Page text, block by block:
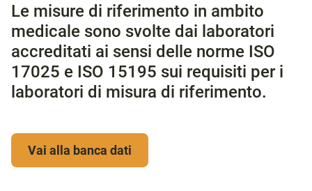
Le misure di riferimento in ambito
medicale sono svolte dai laboratori
accreditati ai sensi delle norme ISO
17025 e ISO 15195 sui requisiti per i
laboratori di misura di riferimento.
Vai alla banca dati